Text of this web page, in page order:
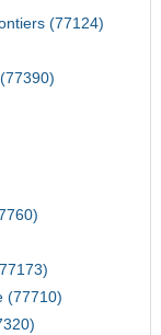
(77124)
(77710)